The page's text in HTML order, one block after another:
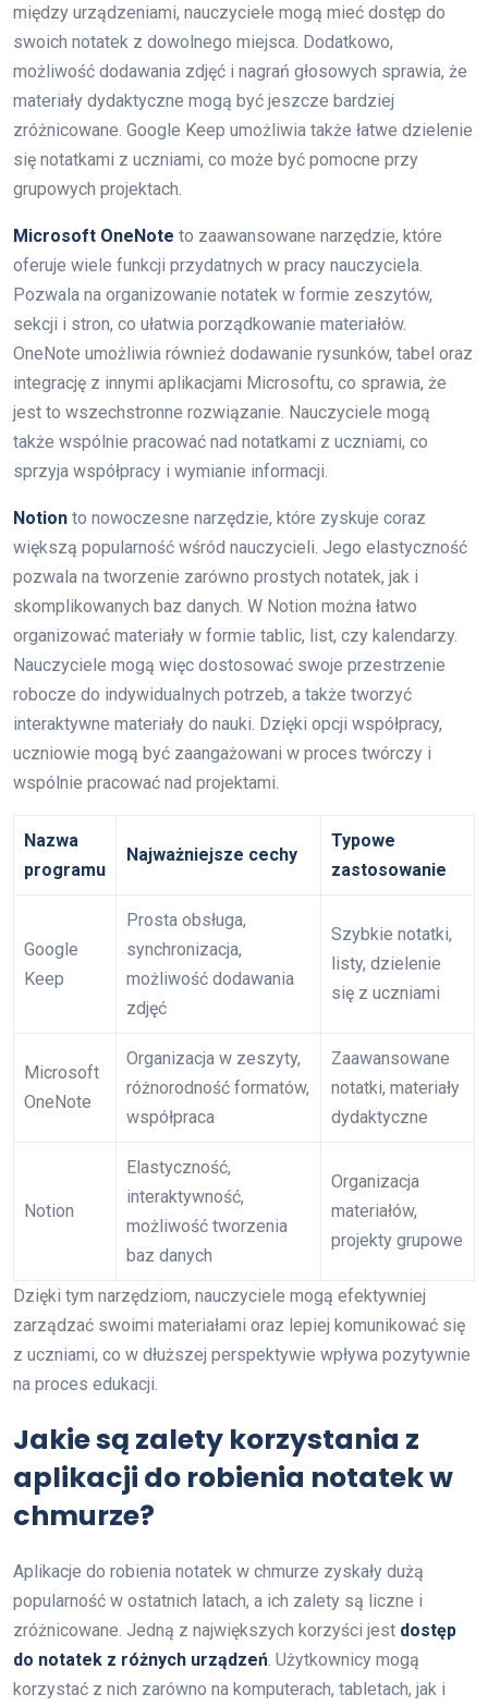
między urządzeniami, nauczyciele mogą mieć dostęp do
swoich notatek z dowolnego miejsca. Dodatkowo,
możliwość dodawania zdjęć i nagrań głosowych sprawia, że
materiały dydaktyczne mogą być jeszcze bardziej
zróżnicowane. Google Keep umożliwia także łatwe dzielenie
się notatkami z uczniami, co może być pomocne przy
grupowych projektach.
Microsoft OneNote to zaawansowane narzędzie, które
oferuje wiele funkcji przydatnych w pracy nauczyciela.
Pozwala na organizowanie notatek w formie zeszytów,
sekcji i stron, co ułatwia porządkowanie materiałów.
OneNote umożliwia również dodawanie rysunków, tabel oraz
integrację z innymi aplikacjami Microsoftu, co sprawia, że
jest to wszechstronne rozwiązanie. Nauczyciele mogą
także wspólnie pracować nad notatkami z uczniami, co
sprzyja współpracy i wymianie informacji.
Notion to nowoczesne narzędzie, które zyskuje coraz
większą popularność wśród nauczycieli. Jego elastyczność
pozwala na tworzenie zarówno prostych notatek, jak i
skomplikowanych baz danych. W Notion można łatwo
organizować materiały w formie tablic, list, czy kalendarzy.
Nauczyciele mogą więc dostosować swoje przestrzenie
robocze do indywidualnych potrzeb, a także tworzyć
interaktywne materiały do nauki. Dzięki opcji współpracy,
uczniowie mogą być zaangażowani w proces twórczy i
wspólnie pracować nad projektami.
Nazwa
programu
Najważniejsze cechy
Typowe
zastosowanie
Google
Keep
Prosta obsługa,
synchronizacja,
możliwość dodawania
zdjęć
Szybkie notatki,
listy, dzielenie
się z uczniami
Microsoft
OneNote
Organizacja w zeszyty,
różnorodność formatów,
współpraca
Zaawansowane
notatki, materiały
dydaktyczne
Notion
Elastyczność,
interaktywność,
możliwość tworzenia
baz danych
Organizacja
materiałów,
projekty grupowe
Dzięki tym narzędziom, nauczyciele mogą efektywniej
zarządzać swoimi materiałami oraz lepiej komunikować się
z uczniami, co w dłuższej perspektywie wpływa pozytywnie
na proces edukacji.
Jakie są zalety korzystania z
aplikacji do robienia notatek w
chmurze?
Aplikacje do robienia notatek w chmurze zyskały dużą
popularność w ostatnich latach, a ich zalety są liczne i
zróżnicowane. Jedną z największych korzyści jest dostęp
do notatek z różnych urządzeń . Użytkownicy mogą
korzystać z nich zarówno na komputerach, tabletach, jak i